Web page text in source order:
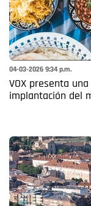
04-03-2026 9:34 p.m.
VOX presenta
implantación del